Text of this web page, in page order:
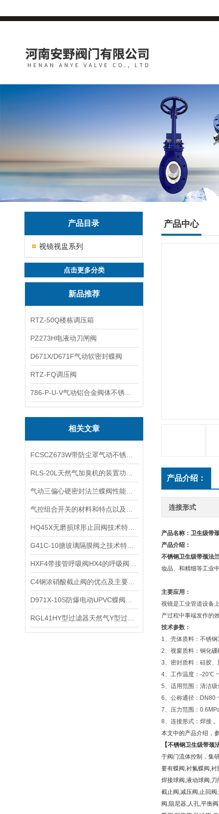
产品目录
视镜视盅系列
点击更多分类
新品推荐
RTZ-50Q楼栋调压箱
PZ273H电液动刀闸阀
D671X/D671F气动软密封蝶阀
RTZ-FQ调压阀
相关文章
产品中心
产品介绍：
连接形式
产品名称： 卫生级带
产品介绍：
不锈钢卫生级带颈法
妆品、和精细等工业
主要应用：
视镜是工业管道设备
产过程中事端发作的
技术参数：
1、壳体质料：不锈
2、视窗质料：钢化
3、密封质料：硅胶
4、工作温度：-20℃
5、适用范围：清洁
6、公称通径：DN80
7、压力范围：
8、连接形式：焊接 。
本文中的产品介绍，
【不锈钢卫生级带颈
于阀门流体控制，集
要有蝶阀,衬氟蝶阀,
焊接球阀,液动球阀,
截止阀,减压阀,止回
阀,阻尼器,人孔,平衡